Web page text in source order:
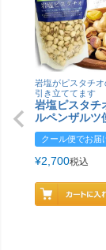
岩塩がピスタチオ
引き立ててます
岩塩ピスタ
ルペンザルツ
クール便でお届
¥2,700税込